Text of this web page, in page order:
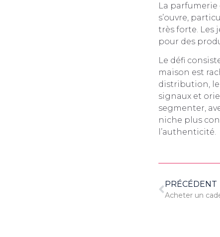
La parfumerie
s’ouvre,
très forte. Les
pour des
Le défi
maison est
distribution, le
signaux et
segmenter,
niche plus
l’authenticité.
PRÉCÉDENT